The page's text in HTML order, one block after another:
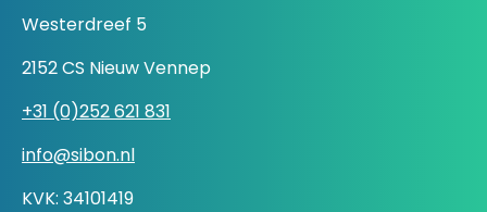
Westerdreef 5
2152 CS Nieuw Vennep
+31 (0)252 621 831
info@sibon.nl
KVK: 34101419